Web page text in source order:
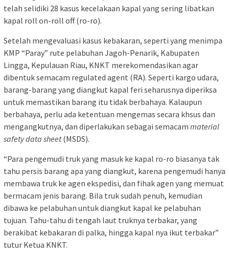
telah selidiki 28 kasus kecelakaan kapal yang sering libatkan
kapal roll on-roll off (ro-ro).
Setelah mengevaluasi kasus kebakaran, seperti yang menimpa
KMP “Paray” rute pelabuhan Jagoh-Penarik, Kabupaten
Lingga, Kepulauan Riau, KNKT merekomendasikan agar
dibentuk semacam regulated agent (RA). Seperti kargo udara,
barang-barang yang diangkut kapal feri seharusnya diperiksa
untuk memastikan barang itu tidak berbahaya. Kalaupun
berbahaya, perlu ada ketentuan mengemas secara khsus dan
mengangkutnya, dan diperlakukan sebagai semacam material
safety data sheet(MSDS).
“Para pengemudi truk yang masuk ke kapal ro-ro biasanya tak
tahu persis barang apa yang diangkut, karena pengemudi hanya
membawa truk ke agen ekspedisi, dan fihak agen yang memuat
bermacam jenis barang. Bila truk sudah penuh, kemudian
dibawa ke pelabuhan untuk diangkut kapal ke pelabuhan
tujuan. Tahu-tahu di tengah laut truknya terbakar, yang
berakibat kebakaran di palka, hingga kapal nya ikut terbakar”
tutur Ketua KNKT.